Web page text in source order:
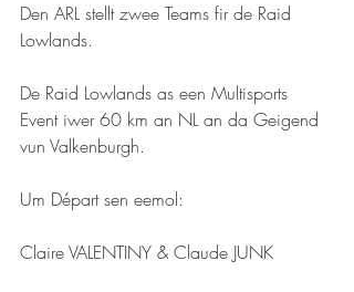
Den ARL stellt zwee Teams fir de Raid
Lowlands.
De Raid Lowlands as een Multisports
Event iwer 60 km an NL an da Geigend
vun Valkenburgh.
Um Départ sen eemol:
Claire VALENTINY & Claude JUNK